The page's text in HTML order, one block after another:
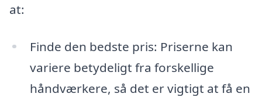
at:
Finde den bedste pris: Priserne kan
variere betydeligt fra forskellige
håndværkere, så det er vigtigt at få en